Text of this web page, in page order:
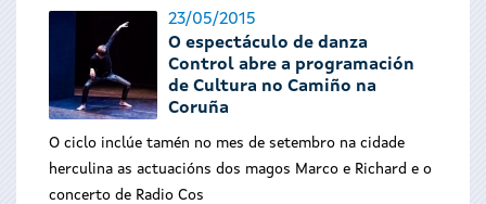
aquí
23/05/2015
O espectáculo de danza
Control abre a programación
de Cultura no Camiño na
Coruña
O ciclo inclúe tamén no mes de setembro na cidade
herculina as actuacións dos magos Marco e Richard e o
concerto de Radio Cos